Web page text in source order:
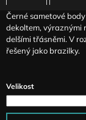
Černé sametové
dekoltem, výraznými
delšími třásněmi. V
řešený jako brazilky.
Velikost
PRUHOVANÁ
SUKNĚ
AGIOPE
1
990